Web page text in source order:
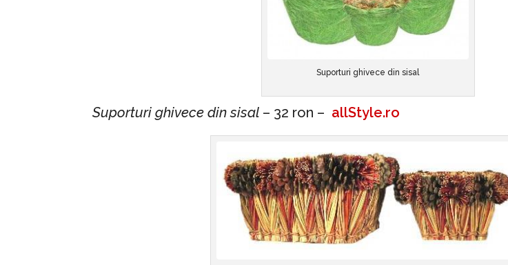
Suporturi ghivece din sisal
Suporturi ghivece din sisal – 32 ron – allStyle.ro